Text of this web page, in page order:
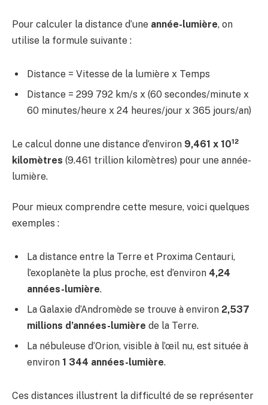
Pour calculer la distance d’une année-lumière, on
utilise la formule suivante :
Distance = Vitesse de la lumière x Temps
Distance = 299 792 km/s x (60 secondes/minute x
60 minutes/heure x 24 heures/jour x 365 jours/an)
Le calcul donne une distance d’environ 9,461 x 1012
kilomètres (9.461 trillion kilomètres) pour une année-
lumière.
Pour mieux comprendre cette mesure, voici quelques
exemples :
La distance entre la Terre et Proxima Centauri,
l’exoplanète la plus proche, est d’environ 4,24
années-lumière.
La Galaxie d’Andromède se trouve à environ 2,537
millions d’années-lumière de la Terre.
La nébuleuse d’Orion, visible à l’œil nu, est située à
environ 1 344 années-lumière.
Ces distances illustrent la difficulté de se représenter